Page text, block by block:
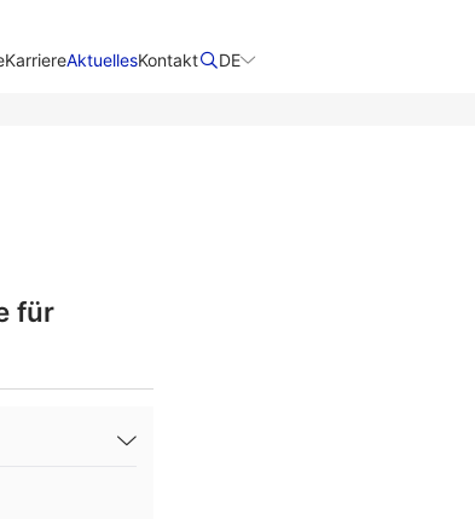
KarriereAktuellesKontakt DE
für